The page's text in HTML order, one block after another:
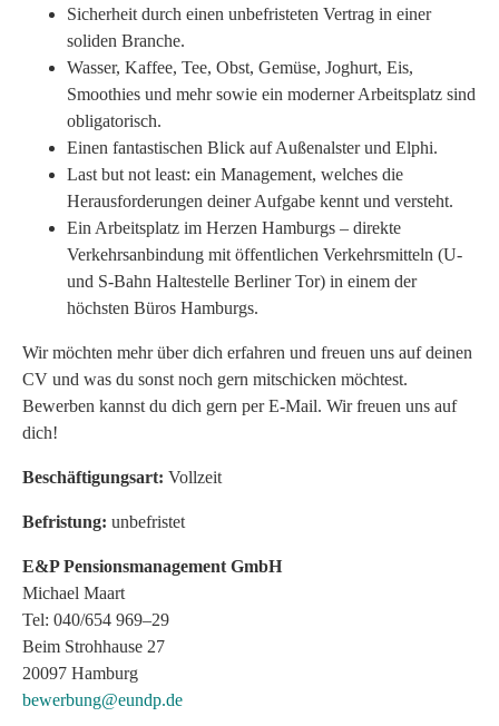
Sicherheit durch einen unbefristeten Vertrag in einer
soliden Branche.
Wasser, Kaffee, Tee, Obst, Gemüse, Joghurt, Eis,
Smoothies und mehr sowie ein moderner Arbeitsplatz sind
obligatorisch.
Einen fantastischen Blick auf Außenalster und Elphi.
Last but not least: ein Management, welches die
Herausforderungen deiner Aufgabe kennt und versteht.
Ein Arbeitsplatz im Herzen Hamburgs – direkte
Verkehrsanbindung mit öffentlichen Verkehrsmitteln (U-
und S-Bahn Haltestelle Berliner Tor) in einem der
höchsten Büros Hamburgs.
Wir möchten mehr über dich erfahren und freuen uns auf deinen
CV und was du sonst noch gern mitschicken möchtest.
Bewerben kannst du dich gern per E-Mail. Wir freuen uns auf
dich!
Beschäftigungsart: Vollzeit
Befristung: unbefristet
E&P Pensionsmanagement GmbH
Michael Maart
Tel: 040/654 969–29
Beim Strohhause 27
20097 Hamburg
bewerbung@eundp.de